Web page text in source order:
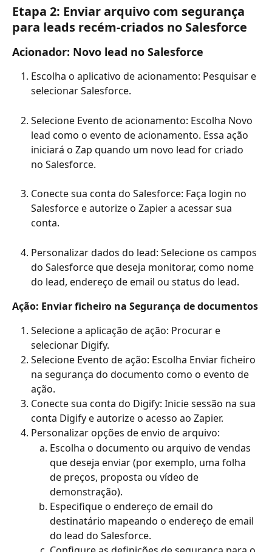
Etapa 2: Enviar arquivo com segurança
para leads recém-criados no Salesforce
Acionador: Novo lead no Salesforce
Escolha o aplicativo de acionamento: Pesquisar e
selecionar Salesforce.
Selecione Evento de acionamento: Escolha Novo
lead como o evento de acionamento. Essa ação
iniciará o Zap quando um novo lead for criado
no Salesforce.
Conecte sua conta do Salesforce: Faça login no
Salesforce e autorize o Zapier a acessar sua
conta.
Personalizar dados do lead: Selecione os campos
do Salesforce que deseja monitorar, como nome
do lead, endereço de email ou status do lead.
Ação: Enviar ficheiro na Segurança de documentos
Selecione a aplicação de ação: Procurar e
selecionar Digify.
Selecione Evento de ação: Escolha Enviar ficheiro
na segurança do documento como o evento de
ação.
Conecte sua conta do Digify: Inicie sessão na sua
conta Digify e autorize o acesso ao Zapier.
Personalizar opções de envio de arquivo:
Escolha o documento ou arquivo de vendas
que deseja enviar (por exemplo, uma folha
de preços, proposta ou vídeo de
demonstração).
Especifique o endereço de email do
destinatário mapeando o endereço de email
do lead do Salesforce.